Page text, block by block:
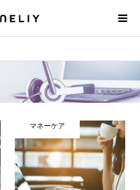
マネーケア